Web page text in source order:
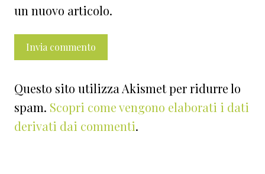
un nuovo articolo.
Questo sito utilizza Akismet per ridurre lo
spam. Scopri come vengono elaborati i dati
derivati dai commenti.